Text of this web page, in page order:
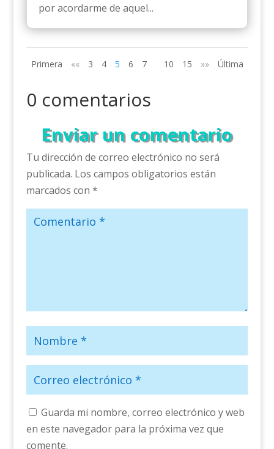
por acordarme de aquel...
Primera «« 3 4 5 6 7 10 15 »» Última
0 comentarios
Enviar un comentario
Tu dirección de correo electrónico no será
publicada. Los campos obligatorios están
marcados con *
Guarda mi nombre, correo electrónico y web
en este navegador para la próxima vez que
comente.